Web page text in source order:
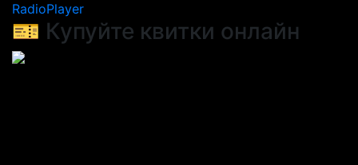
RadioPlayer
🎫 Купуйте квитки онлайн